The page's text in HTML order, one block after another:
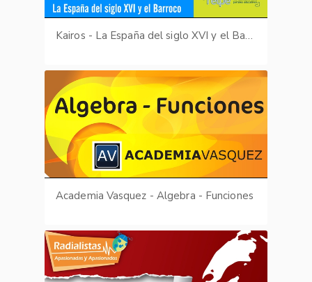
Kairos - La España del siglo XVI y el Barroco
Academia Vasquez - Algebra - Funciones